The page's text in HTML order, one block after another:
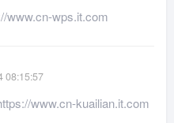
www.cn-wps.it.com
08:15:57
www.cn-kuailian.it.com